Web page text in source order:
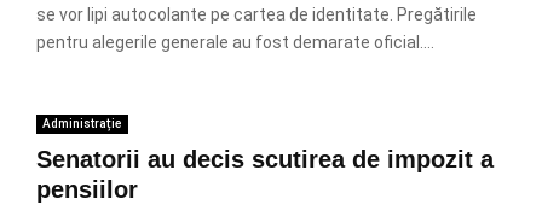
se vor lipi autocolante pe cartea de identitate. Pregătirile
pentru alegerile generale au fost demarate oficial....
Administrație
Senatorii au decis scutirea de impozit a
pensiilor